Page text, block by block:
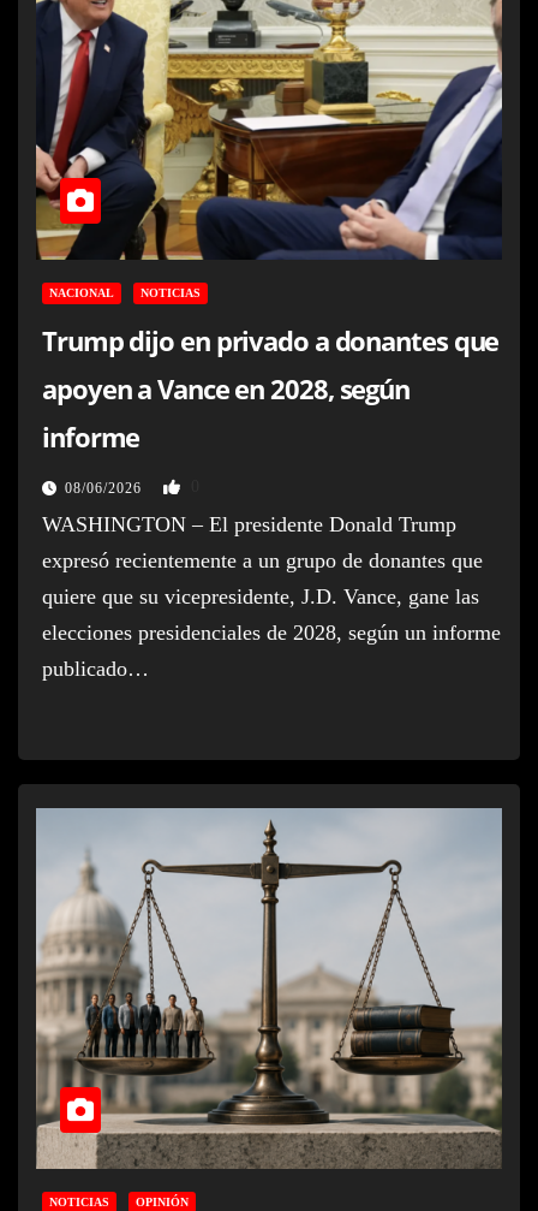
NACIONAL NOTICIAS
Trump dijo en privado a donantes que
apoyen a Vance en 2028, según
informe
08/06/2026
WASHINGTON – El presidente Donald Trump
expresó recientemente a un grupo de donantes que
quiere que su vicepresidente, J.D. Vance, gane las
elecciones presidenciales de 2028, según un informe
publicado…
NOTICIAS OPINIÓN